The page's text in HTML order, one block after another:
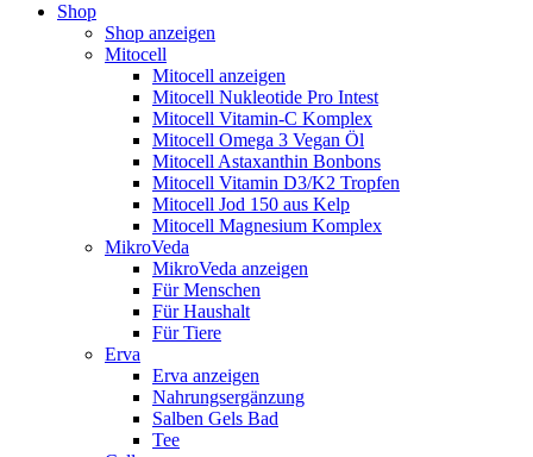
Shop
Shop anzeigen
Mitocell
Mitocell anzeigen
Mitocell Nukleotide Pro Intest
Mitocell Vitamin-​​C Komplex
Mitocell Omega 3 Vegan Öl
Mitocell Astaxanthin Bonbons
Mitocell Vitamin D3/K2 Tropfen
Mitocell Jod 150 aus Kelp
Mitocell Magnesium Komplex
MikroVeda
MikroVeda anzeigen
Für Menschen
Für Haushalt
Für Tiere
Erva
Erva anzeigen
Nahrungsergänzung
Salben Gels Bad
Tee